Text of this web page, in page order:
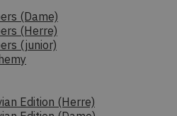
(Dame)
(Herre)
(junior)
Edition (Herre)